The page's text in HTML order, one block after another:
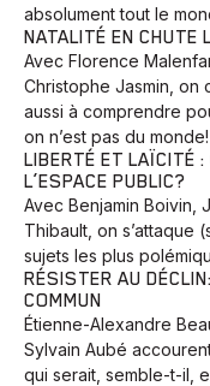
absolument tout le
NATALITÉ EN CHUTE
Avec Florence
Christophe Jasmin,
aussi à comprendre
on n’est pas du monde!
LIBERTÉ ET LAÏCITÉ :
L’ESPACE PUBLIC?
Avec Benjamin Boivin,
Thibault, on s’attaque
sujets les plus
RÉSISTER AU
COMMUN
Étienne-Alexandre
Sylvain Aubé
qui serait, semble-t-il,